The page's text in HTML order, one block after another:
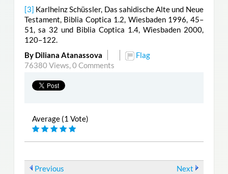
[3] Karlheinz Schüssler, Das sahidische Alte und Neue
Testament, Biblia Coptica 1.2, Wiesbaden 1996, 45–
51, sa 32 und Biblia Coptica 1.4, Wiesbaden 2000,
120–122.
By Diliana Atanassova
76380 Views,0 Comments
Flag
Average (1 Vote)
Previous
Next